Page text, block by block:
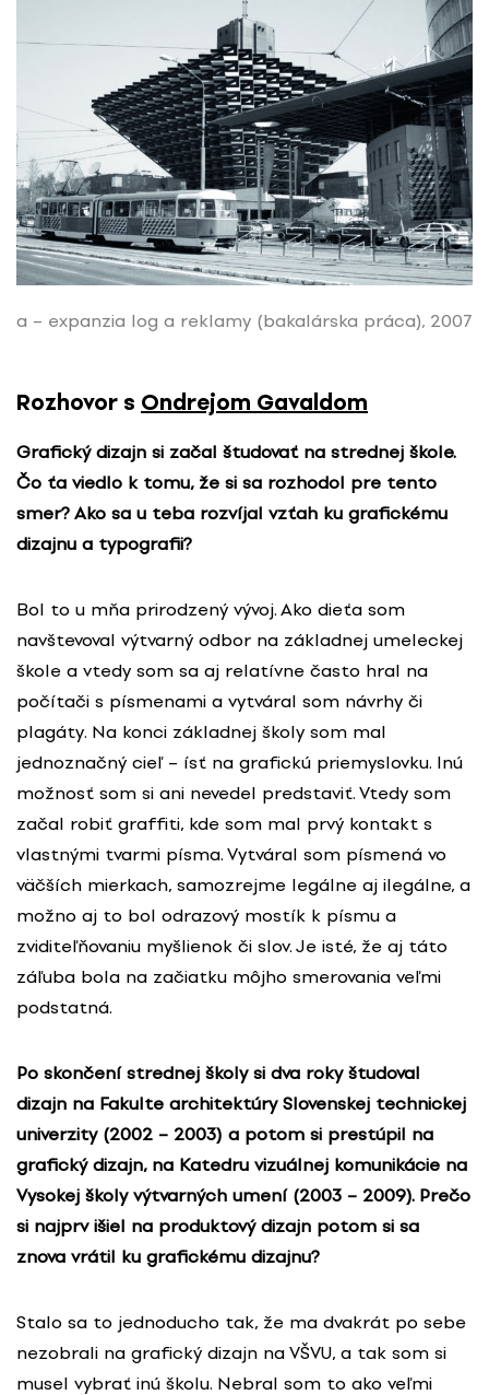
a – expanzia log a reklamy (bakalárska práca), 2007
Rozhovor s Ondrejom Gavaldom
Grafický dizajn si začal študovať na strednej škole.
Čo ťa viedlo k tomu, že si sa rozhodol pre tento
smer? Ako sa u teba rozvíjal vzťah ku grafickému
dizajnu a typografii?
Bol to u mňa prirodzený vývoj. Ako dieťa som
navštevoval výtvarný odbor na základnej umeleckej
škole a vtedy som sa aj relatívne často hral na
počítači s písmenami a vytváral som návrhy či
plagáty. Na konci základnej školy som mal
jednoznačný cieľ – ísť na grafickú priemyslovku. Inú
možnosť som si ani nevedel predstaviť. Vtedy som
začal robiť graffiti, kde som mal prvý kontakt s
vlastnými tvarmi písma. Vytváral som písmená vo
väčších mierkach, samozrejme legálne aj ilegálne, a
možno aj to bol odrazový mostík k písmu a
zviditeľňovaniu myšlienok či slov. Je isté, že aj táto
záľuba bola na začiatku môjho smerovania veľmi
podstatná.
Po skončení strednej školy si dva roky študoval
dizajn na Fakulte architektúry Slovenskej technickej
univerzity (2002 – 2003) a potom si prestúpil na
grafický dizajn, na Katedru vizuálnej komunikácie na
Vysokej školy výtvarných umení (2003 – 2009). Prečo
si najprv išiel na produktový dizajn potom si sa
znova vrátil ku grafickému dizajnu?
Stalo sa to jednoducho tak, že ma dvakrát po sebe
nezobrali na grafický dizajn na VŠVU, a tak som si
musel vybrať inú školu. Nebral som to ako veľmi